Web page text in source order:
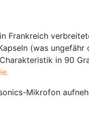
Frankreich
(was
in 90
Mikrofon